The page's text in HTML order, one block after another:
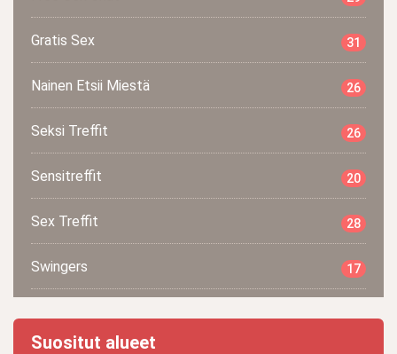
Gratis Sex 31
Nainen Etsii Miestä 26
Seksi Treffit 26
Sensitreffit 20
Sex Treffit 28
Swingers 17
Suositut alueet